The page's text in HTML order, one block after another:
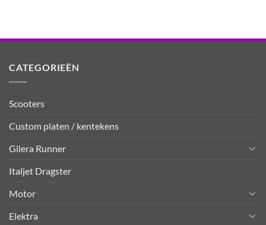
CATEGORIEËN
Scooters
Custom platen / kentekens
Gilera Runner
Italjet Dragster
Motor
Elektra